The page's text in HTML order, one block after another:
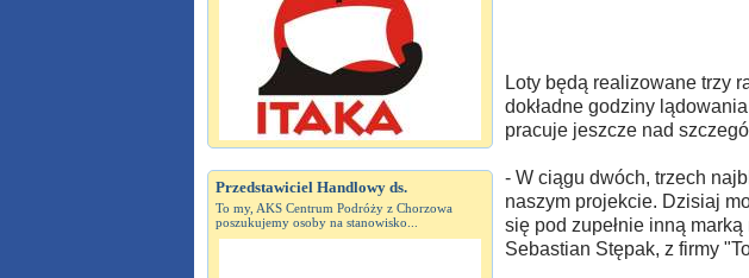
Przedstawiciel Handlowy ds.
To my, AKS Centrum Podróży z Chorzowa
poszukujemy osoby na stanowisko...
Loty będą realizowane trzy
dokładne godziny
pracuje jeszcze nad
- W ciągu dwóch, trzech
naszym projekcie. Dzisiaj
się pod zupełnie inną
Sebastian Stępak, z firmy